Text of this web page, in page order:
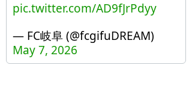
pic.twitter.com/AD9fJrPdyy
— FC岐阜 (@fcgifuDREAM)
May 7, 2026